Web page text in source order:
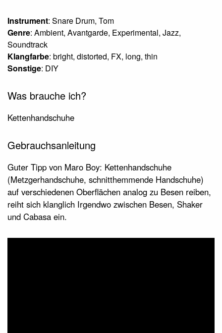
Instrument: Snare Drum, Tom
Genre: Ambient, Avantgarde, Experimental, Jazz,
Soundtrack
Klangfarbe: bright, distorted, FX, long, thin
Sonstige: DIY
Was brauche ich?
Kettenhandschuhe
Gebrauchsanleitung
Guter Tipp von Maro Boy: Kettenhandschuhe
(Metzgerhandschuhe, schnitthemmende Handschuhe)
auf verschiedenen Oberflächen analog zu Besen reiben,
reiht sich klanglich Irgendwo zwischen Besen, Shaker
und Cabasa ein.